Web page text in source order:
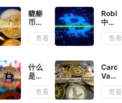
能简
化
DeFi
交易
吗？
么好
处？
貔貅
币是
什
么？
么卖
出
去？
查看
中的
NFT
是什
如何
在
中购
查看
什么
是
NFT？
NFT
查看
Vasil
硬分
叉日
查看